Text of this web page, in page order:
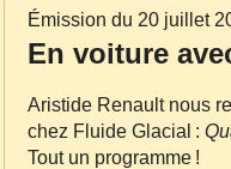
Émission du 20 juillet
En voiture
Aristide Renault nous
chez Fluide Glacial :
Tout un programme !